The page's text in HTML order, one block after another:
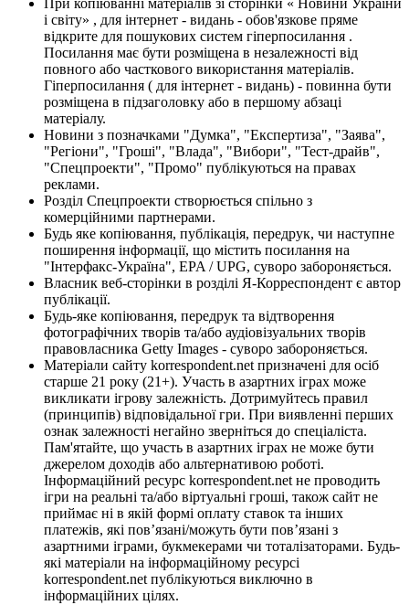
і світу» , для інтернет - видань - обов'язкове пряме
відкрите для пошукових систем гіперпосилання .
Посилання має бути розміщена в незалежності від
повного або часткового використання матеріалів.
Гіперпосилання ( для інтернет - видань) - повинна бути
розміщена в підзаголовку або в першому абзаці
матеріалу.
Новини з позначками "Думка", "Експертиза", "Заява",
"Регіони", "Гроші", "Влада", "Вибори", "Тест-драйв",
"Спецпроекти", "Промо" публікуються на правах
реклами.
Розділ Спецпроекти створюється спільно з
комерційними партнерами.
Будь яке копіювання, публікація, передрук, чи наступне
поширення інформації, що містить посилання на
"Інтерфакс-Україна", EPA / UPG, суворо забороняється.
Власник веб-сторінки в розділі Я-Корреспондент є автор
публікації.
Будь-яке копіювання, передрук та відтворення
фотографічних творів та/або аудіовізуальних творів
правовласника Getty Images - суворо забороняється.
Матеріали сайту korrespondent.net призначені для осіб
старше 21 року (21+). Участь в азартних іграх може
викликати ігрову залежність. Дотримуйтесь правил
(принципів) відповідальної гри. При виявленні перших
ознак залежності негайно зверніться до спеціаліста.
Пам'ятайте, що участь в азартних іграх не може бути
джерелом доходів або альтернативою роботі.
Інформаційний ресурс korrespondent.net не проводить
ігри на реальні та/або віртуальні гроші, також сайт не
приймає ні в якій формі оплату ставок та інших
платежів, які пов’язані/можуть бути пов’язані з
азартними іграми, букмекерами чи тоталізаторами. Будь-
які матеріали на інформаційному ресурсі
korrespondent.net публікуються виключно в
інформаційних цілях.